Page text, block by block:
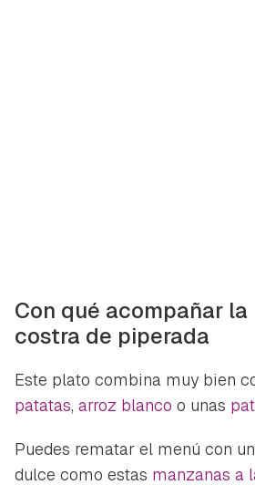
Con qué acompañar la
costra de piperada
Este plato combina muy bien
patatas, arroz blanco o unas
Puedes rematar el menú con
dulce como estas manzanas a